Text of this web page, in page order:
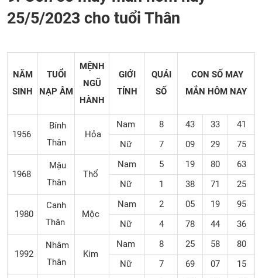
25/5/2023 cho tuổi Thân
NĂM
SINH
TUỔI
NẠP ÂM
MỆNH
NGŨ
HÀNH
GIỚI
TÍNH
QUÁI
SỐ
CON SỐ MAY
MẮN HÔM NAY
1956
Bính
Thân
Hỏa
Nam 8 43 33
41
Nữ
7 09 29 75
1968
Mậu
Thân
Thổ
Nam 5 19 80
63
Nữ
1 38 71 25
1980
Canh
Thân
Mộc
Nam 2 05 19
95
Nữ
4 78 44 36
1992
Nhâm
Thân
Kim
Nam 8 25 58
80
Nữ
7 69 07 15